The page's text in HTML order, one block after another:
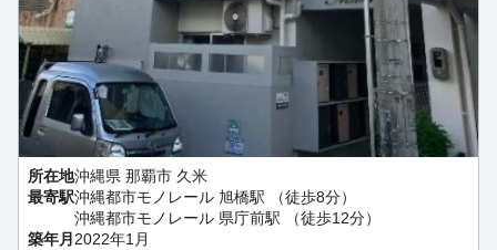
所在地沖縄県 那覇市 久米
最寄駅沖縄都市モノレール 旭橋駅 （徒歩8分）
沖縄都市モノレール 県庁前駅 （徒歩12分）
築年月 2022年1月